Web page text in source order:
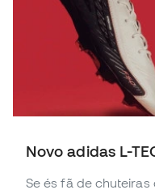
Novo adidas L-
Se és fã de